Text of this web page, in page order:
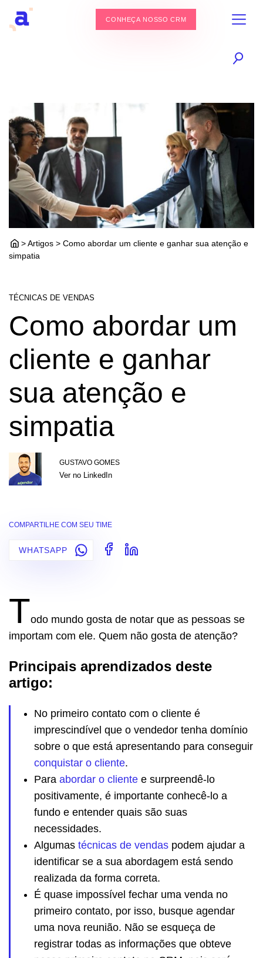
CONHEÇA NOSSO CRM
> Artigos > Como abordar um cliente e ganhar sua atenção e
simpatia
TÉCNICAS DE VENDAS
Como abordar um
cliente e ganhar
sua atenção e
simpatia
GUSTAVO GOMES
Ver no LinkedIn
COMPARTILHE COM SEU TIME
WHATSAPP
Todo mundo gosta de notar que as pessoas se
importam com ele. Quem não gosta de atenção?
Principais aprendizados deste
artigo:
No primeiro contato com o cliente é
imprescindível que o vendedor tenha domínio
sobre o que está apresentando para conseguir
conquistar o cliente.
Para abordar o cliente e surpreendê-lo
positivamente, é importante conhecê-lo a
fundo e entender quais são suas
necessidades.
Algumas técnicas de vendas podem ajudar a
identificar se a sua abordagem está sendo
realizada da forma correta.
É quase impossível fechar uma venda no
primeiro contato, por isso, busque agendar
uma nova reunião. Não se esqueça de
registrar todas as informações que obteve